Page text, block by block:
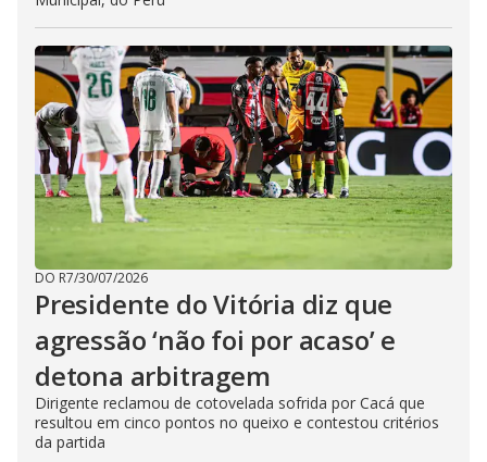
DO R7/30/07/2026
Presidente do Vitória diz que
agressão ‘não foi por acaso’ e
detona arbitragem
Dirigente reclamou de cotovelada sofrida por Cacá que
resultou em cinco pontos no queixo e contestou critérios
da partida